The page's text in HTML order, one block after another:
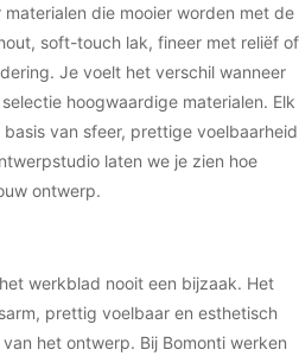
die mooier worden met de
soft-touch lak, fineer met reliëf of
Je voelt het verschil wanneer
hoogwaardige materialen. Elk
van sfeer, prettige voelbaarheid
laten we je zien hoe
ontwerp.
werkblad nooit een bijzaak. Het
prettig voelbaar en esthetisch
het ontwerp. Bij Bomonti werken